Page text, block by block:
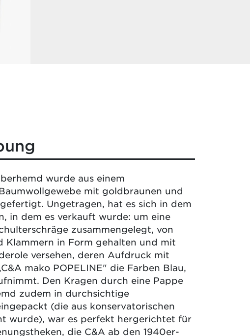
wurde aus einem
mit goldbraunen und
Ungetragen, hat es sich in dem
in dem es verkauft wurde: um eine
zusammengelegt, von
Klammern in Form gehalten und mit
versehen, deren Aufdruck mit
mako POPELINE" die Farben Blau,
Den Kragen durch eine Pappe
zudem in durchsichtige
(die aus konservatorischen
wurde), war es perfekt hergerichtet für
die C&A ab den 1940er-